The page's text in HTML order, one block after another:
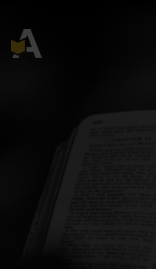
Navegación